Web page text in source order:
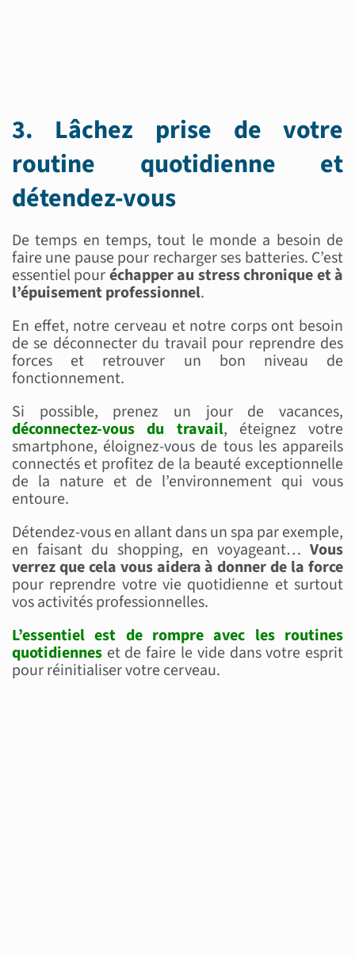
3. Lâchez prise de votre
routine quotidienne et
détendez-vous
De temps en temps, tout le monde a besoin de
faire une pause pour recharger ses batteries. C’est
essentiel pouréchapper au stress chronique et à
l’épuisement professionnel.
En effet, notre cerveau et notre corps ont besoin
de se déconnecter du travail pour reprendre des
forces et retrouver un bon niveau de
fonctionnement.
Si possible, prenez un jour de vacances,
déconnectez-vous du travail, éteignez votre
smartphone, éloignez-vous de tous les appareils
connectés et profitez de la beauté exceptionnelle
de la nature et de l’environnement qui vous
entoure.
Détendez-vous en allant dans un spa par exemple,
en faisant du shopping, en voyageant…Vous
verrez que cela vous aidera à donner de la force
pour reprendre votre vie quotidienne et surtout
vos activités professionnelles.
L’essentiel est de rompre avec les routines
quotidiennes et de faire le vide dans votre esprit
pour réinitialiser votre cerveau.